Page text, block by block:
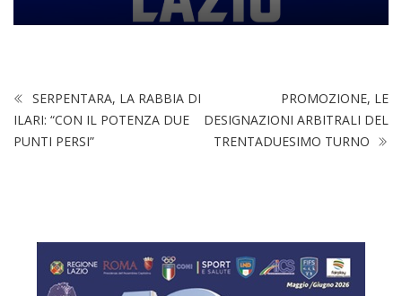
SERPENTARA, LA RABBIA DI
ILARI: “CON IL POTENZA DUE
PUNTI PERSI”
PROMOZIONE, LE
DESIGNAZIONI ARBITRALI DEL
TRENTADUESIMO TURNO